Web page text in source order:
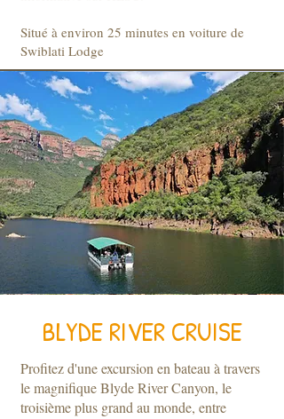
Situé à environ 25 minutes en voiture de
Swiblati Lodge
BLYDE RIVER CRUISE
Profitez d'une excursion en bateau à travers
le magnifique Blyde River Canyon, le
troisième plus grand au monde, entre